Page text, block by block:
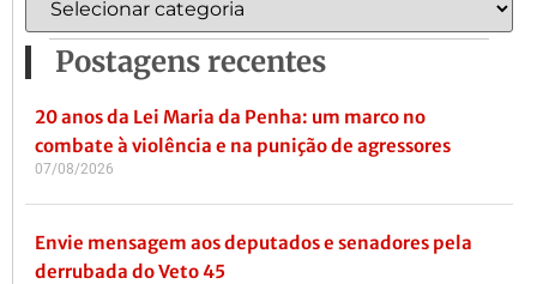
Postagens recentes
20 anos da Lei Maria da Penha: um marco no
combate à violência e na punição de agressores
07/08/2026
Envie mensagem aos deputados e senadores pela
derrubada do Veto 45